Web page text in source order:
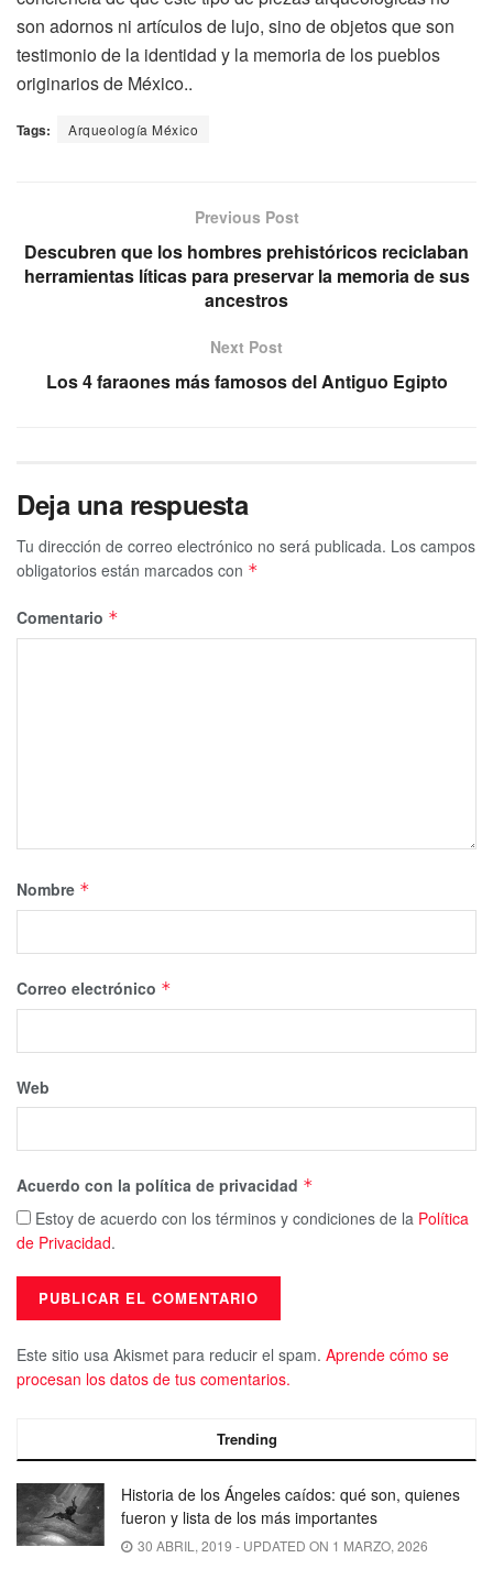
son adornos ni artículos de lujo, sino de objetos que son
testimonio de la identidad y la memoria de los pueblos
originarios de México..
Tags: Arqueología México
Previous Post
Descubren que los hombres prehistóricos reciclaban
herramientas líticas para preservar la memoria de sus
ancestros
Next Post
Los 4 faraones más famosos del Antiguo Egipto
Deja una respuesta
Tu dirección de correo electrónico no será publicada. Los campos
obligatorios están marcados con *
Comentario *
Nombre *
Correo electrónico *
Web
Acuerdo con la política de privacidad *
Estoy de acuerdo con los términos y condiciones de la Política
de Privacidad.
Este sitio usa Akismet para reducir el spam. Aprende cómo se
procesan los datos de tus comentarios.
Trending
Historia de los Ángeles caídos: qué son, quienes
fueron y lista de los más importantes
30 ABRIL, 2019 - UPDATED ON 1 MARZO, 2026